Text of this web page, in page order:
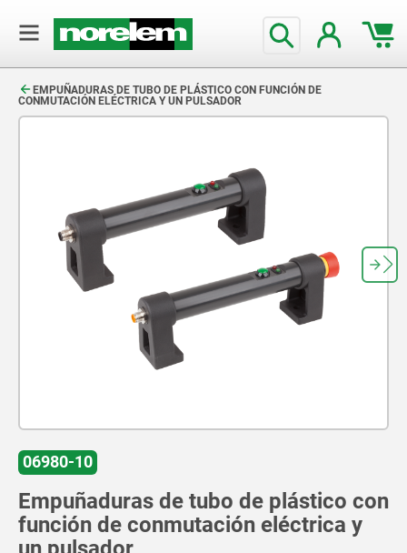
EMPUÑADURAS DE TUBO DE PLÁSTICO CON FUNCIÓN DE
CONMUTACIÓN ELÉCTRICA Y UN PULSADOR
06980-10
Empuñaduras de tubo de plástico con
función de conmutación eléctrica y